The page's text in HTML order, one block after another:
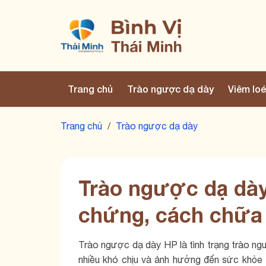
Trang chủ Trào ngược dạ dày Viêm
Trang chủ / Trào ngược dạ dày
Trào ngược dạ
chứng, cách
Trào ngược dạ dày HP là tình trạng trào
nhiều khó chịu và ảnh hưởng đến sức